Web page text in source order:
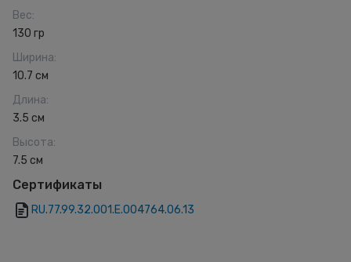
Вес:
130 гр
Ширина:
10.7 см
Длина:
3.5 см
Высота:
7.5 см
Сертификаты
RU.77.99.32.001.Е.004764.06.13